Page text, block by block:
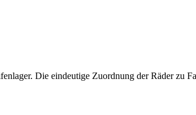
Die eindeutige Zuordnung der Räder zu